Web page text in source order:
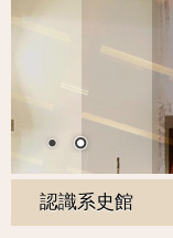
認識系史館